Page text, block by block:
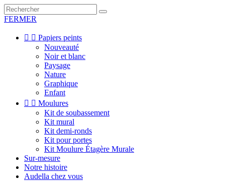
FERMER
  Papiers peints
Nouveauté
Noir et blanc
Paysage
Nature
Graphique
Enfant
  Moulures
Kit de soubassement
Kit mural
Kit demi-ronds
Kit pour portes
Kit Moulure Étagère Murale
Sur-mesure
Notre histoire
Audella chez vous